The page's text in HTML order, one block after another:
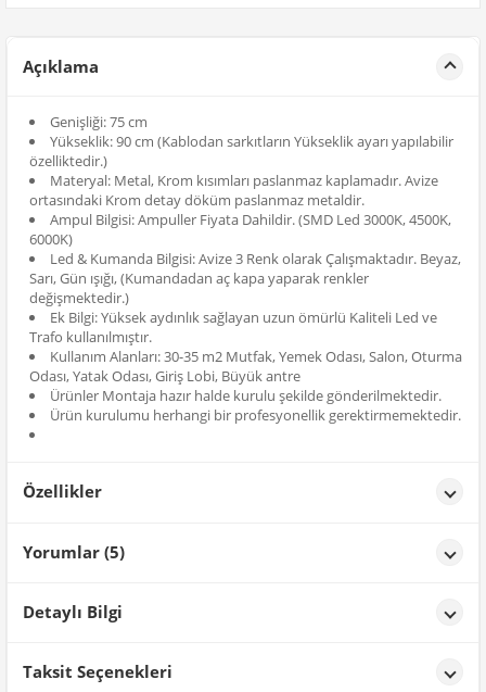
Açıklama
Genişliği: 75 cm
Yükseklik: 90 cm (Kablodan sarkıtların Yükseklik ayarı yapılabilir
özelliktedir.)
Materyal: Metal, Krom kısımları paslanmaz kaplamadır. Avize
ortasındaki Krom detay döküm paslanmaz metaldir.
Ampul Bilgisi: Ampuller Fiyata Dahildir. (SMD Led 3000K, 4500K,
6000K)
Led & Kumanda Bilgisi: Avize 3 Renk olarak Çalışmaktadır. Beyaz,
Sarı, Gün ışığı, (Kumandadan aç kapa yaparak renkler
değişmektedir.)
Ek Bilgi: Yüksek aydınlık sağlayan uzun ömürlü Kaliteli Led ve
Trafo kullanılmıştır.
Kullanım Alanları: 30-35 m2 Mutfak, Yemek Odası, Salon, Oturma
Odası, Yatak Odası, Giriş Lobi, Büyük antre
Ürünler Montaja hazır halde kurulu şekilde gönderilmektedir.
Ürün kurulumu herhangi bir profesyonellik gerektirmemektedir.
Özellikler
Yorumlar (5)
da çok ilgili ve professional!
Detaylı Bilgi
Ürün Detayları;
Taksit Seçenekleri